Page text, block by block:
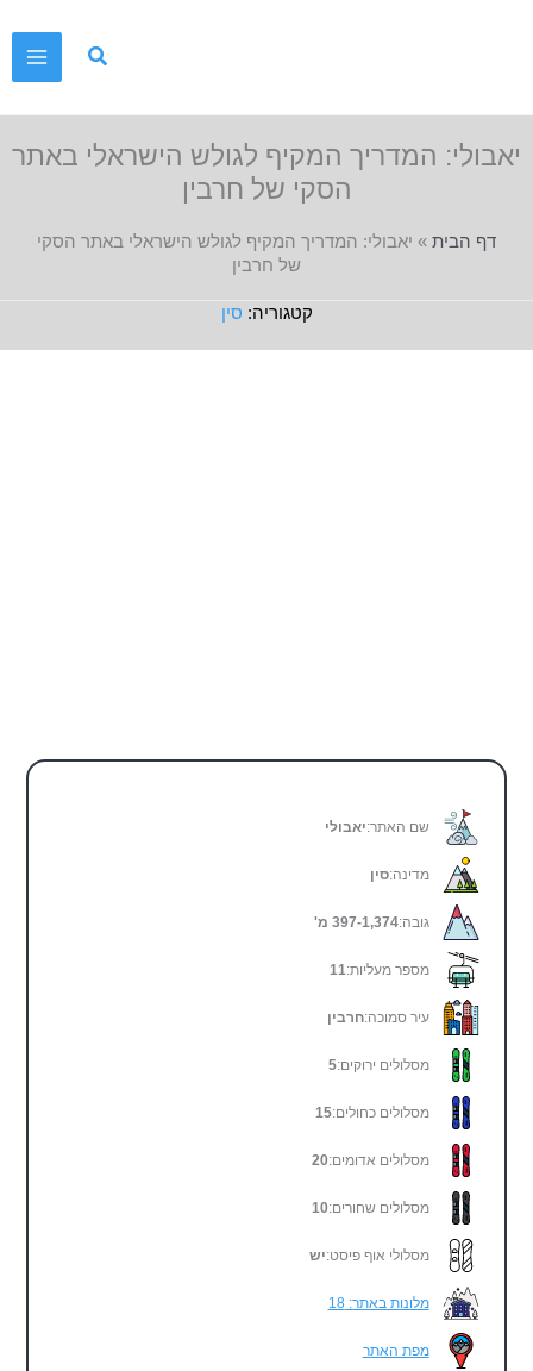
יאבולי: המדריך המקיף לגולש הישראלי באתר
הסקי של חרבין
דף הבית » יאבולי: המדריך המקיף לגולש הישראלי באתר הסקי
של חרבין
סין
שם האתר:יאבולי
מסלולים ירוקים:5
מלונות באתר: 18
מדינה:סין
מסלולים כחולים:15
מפת האתר
גובה:397-1,374 מ'
מסלולים אדומים:20
מספר מעליות:11
מסלולים שחורים:10
עיר סמוכה:חרבין
מסלולי אוף פיסט:יש